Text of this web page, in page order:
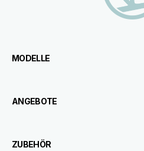
MODELLE
ANGEBOTE
ZUBEHÖR